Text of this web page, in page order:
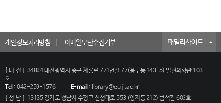
개인정보처리방침 이메일무단수집거부 패밀리사이트
[대전]
34824 대전광역시 중구 계룡로 771번길 77(용두동 143-5) 일현의학관 103
호
Tel: 042-259-1576 E-mail: library@eulji.ac.kr
[성남]
13135 경기도 성남시 수정구 산성대로 553 (양지동 212) 범석관 602호